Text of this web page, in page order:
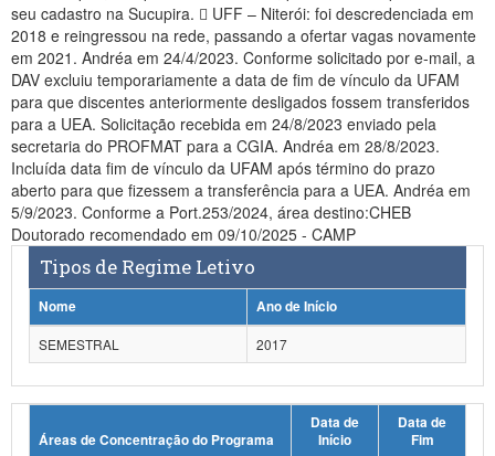
seu cadastro na Sucupira.  UFF – Niterói: foi descredenciada em
2018 e reingressou na rede, passando a ofertar vagas novamente
em 2021. Andréa em 24/4/2023. Conforme solicitado por e-mail, a
DAV excluiu temporariamente a data de fim de vínculo da UFAM
para que discentes anteriormente desligados fossem transferidos
para a UEA. Solicitação recebida em 24/8/2023 enviado pela
secretaria do PROFMAT para a CGIA. Andréa em 28/8/2023.
Incluída data fim de vínculo da UFAM após término do prazo
aberto para que fizessem a transferência para a UEA. Andréa em
5/9/2023. Conforme a Port.253/2024, área destino:CHEB
Doutorado recomendado em 09/10/2025 - CAMP
Tipos de Regime Letivo
Nome
Ano de Início
SEMESTRAL
2017
Áreas de Concentração do Programa
Data de
Início
Data de
Fim